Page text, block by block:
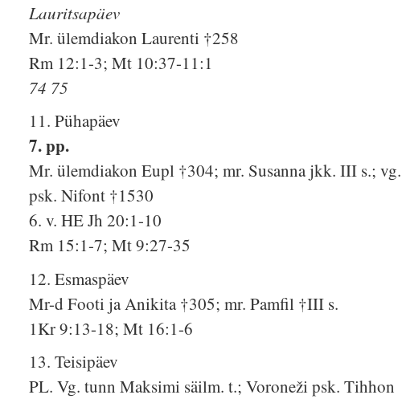
Lauritsapäev
Mr. ülemdiakon Laurenti †258
Rm 12:1-3; Mt 10:37-11:1
74 75
11. Pühapäev
7. pp.
Mr. ülemdiakon Eupl †304; mr. Susanna jkk. III s.; vg.
psk. Nifont †1530
6. v. HE Jh 20:1-10
Rm 15:1-7; Mt 9:27-35
12. Esmaspäev
Mr-d Footi ja Anikita †305; mr. Pamfil †III s.
1Kr 9:13-18; Mt 16:1-6
13. Teisipäev
PL. Vg. tunn Maksimi säilm. t.; Voroneži psk. Tihhon